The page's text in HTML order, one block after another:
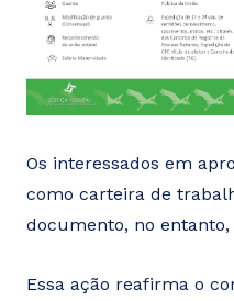
Os interessados em
como carteira de
documento, no
Essa ação reafirma o